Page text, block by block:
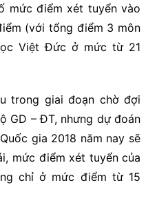
mức điểm xét tuyển vào
(với tổng điểm 3 môn
Việt Đức ở mức từ 21
trong giai đoạn chờ đợi
GD – ĐT, nhưng dự đoán
gia 2018 năm nay sẽ
mức điểm xét tuyển của
chỉ ở mức điểm từ 15